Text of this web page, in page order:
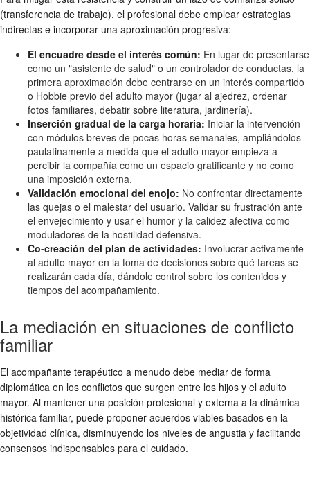
(transferencia de trabajo), el profesional debe emplear estrategias
indirectas e incorporar una aproximación progresiva:
El encuadre desde el interés común: En lugar de presentarse
como un "asistente de salud" o un controlador de conductas, la
primera aproximación debe centrarse en un interés compartido
o Hobbie previo del adulto mayor (jugar al ajedrez, ordenar
fotos familiares, debatir sobre literatura, jardinería).
Inserción gradual de la carga horaria: Iniciar la intervención
con módulos breves de pocas horas semanales, ampliándolos
paulatinamente a medida que el adulto mayor empieza a
percibir la compañía como un espacio gratificante y no como
una imposición externa.
Validación emocional del enojo: No confrontar directamente
las quejas o el malestar del usuario. Validar su frustración ante
el envejecimiento y usar el humor y la calidez afectiva como
moduladores de la hostilidad defensiva.
Co-creación del plan de actividades: Involucrar activamente
al adulto mayor en la toma de decisiones sobre qué tareas se
realizarán cada día, dándole control sobre los contenidos y
tiempos del acompañamiento.
La mediación en situaciones de conflicto
familiar
El acompañante terapéutico a menudo debe mediar de forma
diplomática en los conflictos que surgen entre los hijos y el adulto
mayor. Al mantener una posición profesional y externa a la dinámica
histórica familiar, puede proponer acuerdos viables basados en la
objetividad clínica, disminuyendo los niveles de angustia y facilitando
consensos indispensables para el cuidado.